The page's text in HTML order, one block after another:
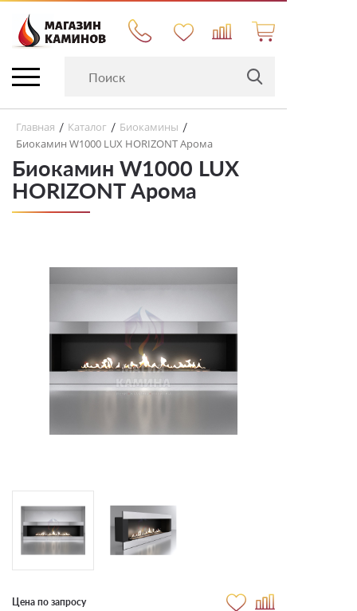
Главная / Каталог / Биокамины /
Биокамин W1000 LUX HORIZONT Арома
Биокамин W1000 LUX
HORIZONT Арома
Цена по запросу